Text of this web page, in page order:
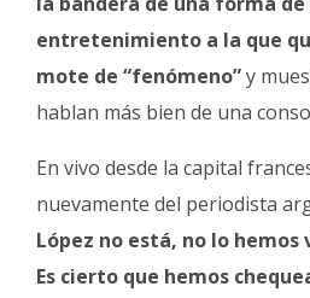
entretenimiento a la que
mote de “fenómeno”y
hablan más bien de una
En vivo desde la capital
nuevamente del periodista
López no está, no lo
Es cierto que hemos